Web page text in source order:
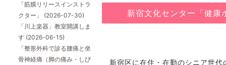
新宿文化センター「健康
新宿区に在住・在勤のシニア世
「筋膜リリースインストラ
クター」 (2026-07-30)
「川上楽器」教室開講しま
す (2026-06-15)
「整形外科で診る腰痛と坐
骨神経痛（脚の痛み・しび